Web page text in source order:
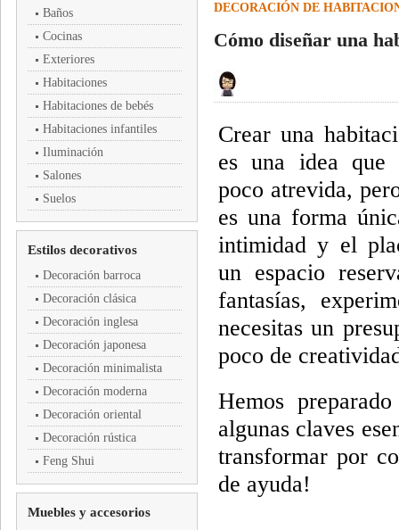
Baños
Cocinas
Exteriores
Habitaciones
Habitaciones de bebés
Habitaciones infantiles
Iluminación
Salones
Suelos
Estilos decorativos
Decoración barroca
Decoración clásica
Decoración inglesa
Decoración japonesa
Decoración minimalista
Decoración moderna
Decoración oriental
Decoración rústica
Feng Shui
Muebles y accesorios
DECORACIÓN DE
Cómo diseñar una
Crear una
es una idea que
poco atrevida,
es una forma
intimidad y el
un espacio
fantasías,
necesitas un
poco de
Hemos
algunas claves
transformar por
de ayuda!